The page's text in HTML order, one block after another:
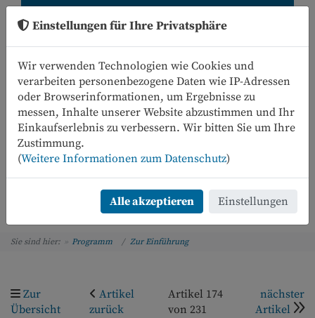
Einstellungen für Ihre Privatsphäre
Wir verwenden Technologien wie Cookies und
verarbeiten personenbezogene Daten wie IP-Adressen
oder Browserinformationen, um Ergebnisse zu
messen, Inhalte unserer Website abzustimmen und Ihr
Einkaufserlebnis zu verbessern. Wir bitten Sie um Ihre
Zustimmung.
(Weitere Informationen zum Datenschutz)
Alle akzeptieren Einstellungen
0
Menü
Sie sind hier: Programm Zur Einführung
Zur
Übersicht
Artikel
zurück
Artikel 174
von 231
nächster
Artikel